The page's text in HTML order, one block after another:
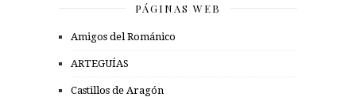
PÁGINAS WEB
Amigos del Románico
ARTEGUÍAS
Castillos de Aragón